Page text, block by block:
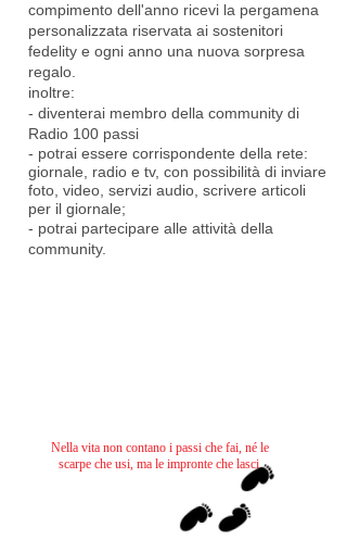
compimento dell'anno ricevi la pergamena
personalizzata riservata ai sostenitori
fedelity e ogni anno una nuova sorpresa
regalo.
inoltre:
- diventerai membro della community di
Radio 100 passi
- potrai essere corrispondente della rete:
giornale, radio e tv, con possibilità di inviare
foto, video, servizi audio, scrivere articoli
per il giornale;
- potrai partecipare alle attività della
community.
Nella vita non contano i passi che fai, né le
scarpe che usi, ma le impronte che lasci.